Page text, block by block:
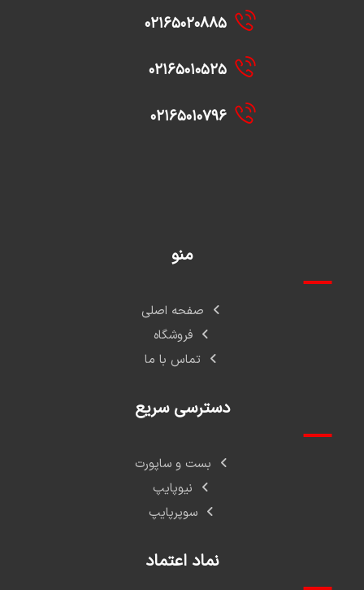
۰۲۱۶۵۰۲۰۸۸۵
۰۲۱۶۵۰۱۰۵۲۵
۰۲۱۶۵۰۱۰۷۹۶
منو
صفحه اصلی
فروشگاه
تماس با ما
دسترسی سریع
بست و ساپورت
نیوپایپ
سوپرپایپ
نماد اعتماد